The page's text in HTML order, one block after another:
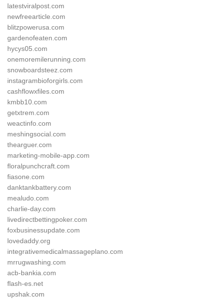
latestviralpost.com
newfreearticle.com
blitzpowerusa.com
gardenofeaten.com
hycys05.com
onemoremilerunning.com
snowboardsteez.com
instagrambioforgirls.com
cashflowxfiles.com
kmbb10.com
getxtrem.com
weactinfo.com
meshingsocial.com
thearguer.com
marketing-mobile-app.com
floralpunchcraft.com
fiasone.com
danktankbattery.com
mealudo.com
charlie-day.com
livedirectbettingpoker.com
foxbusinessupdate.com
lovedaddy.org
integrativemedicalmassageplano.com
mrrugwashing.com
acb-bankia.com
flash-es.net
upshak.com